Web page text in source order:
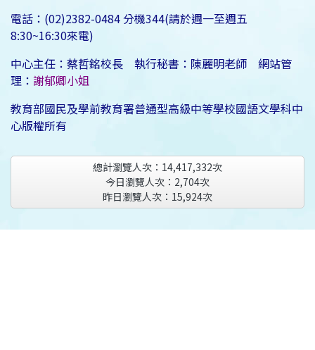
電話：(02)2382-0484 分機344(請於週一至週五
8:30~16:30來電)
中心主任：蔡哲銘校長 執行秘書：陳麗明老師 網站管
理： 謝郁卿小姐
教育部國民及學前教育署普通型高級中等學校國語文學科中
心版權所有
總計瀏覽人次： 14,417,332次
今日瀏覽人次： 2,704次
昨日瀏覽人次： 15,924次